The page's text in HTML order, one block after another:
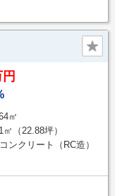
㎡
㎡（22.88坪）
ンクリート（RC造）